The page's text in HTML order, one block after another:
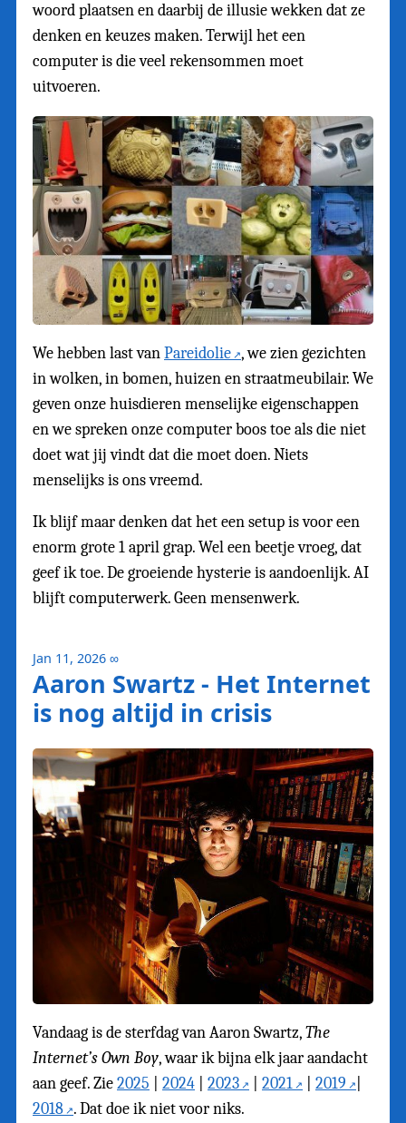
woord plaatsen en daarbij de illusie wekken dat ze
denken en keuzes maken. Terwijl het een
computer is die veel rekensommen moet
uitvoeren.
We hebben last vanPareidolie , we zien gezichten
in wolken, in bomen, huizen en straatmeubilair. We
geven onze huisdieren menselijke eigenschappen
en we spreken onze computer boos toe als die niet
doet wat jij vindt dat die moet doen. Niets
menselijks is ons vreemd.
Ik blijf maar denken dat het een setup is voor een
enorm grote 1 april grap. Wel een beetje vroeg, dat
geef ik toe. De groeiende hysterie is aandoenlijk. AI
blijft computerwerk. Geen mensenwerk.
Jan 11, 2026 ∞
Aaron Swartz - Het Internet
is nog altijd in crisis
Vandaag is de sterfdag van Aaron Swartz,The
Internet’s Own Boy, waar ik bijna elk jaar aandacht
aan geef. Zie2025 2024 2023 2021 2019
2018 . Dat doe ik niet voor niks.